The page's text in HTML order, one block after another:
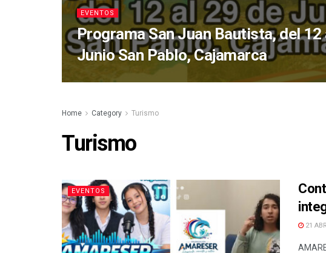
EVENTOS
Programa San Juan Bautista, del 12
Junio San Pablo, Cajamarca
Home Category Turismo
Turismo
EVENTOS
21